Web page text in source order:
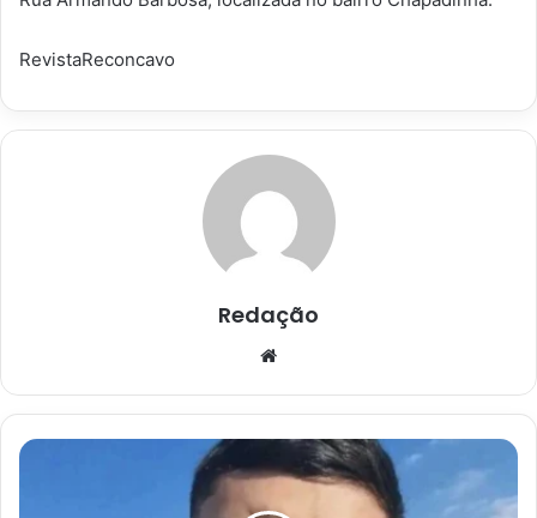
RevistaReconcavo
Redação
Adolescente